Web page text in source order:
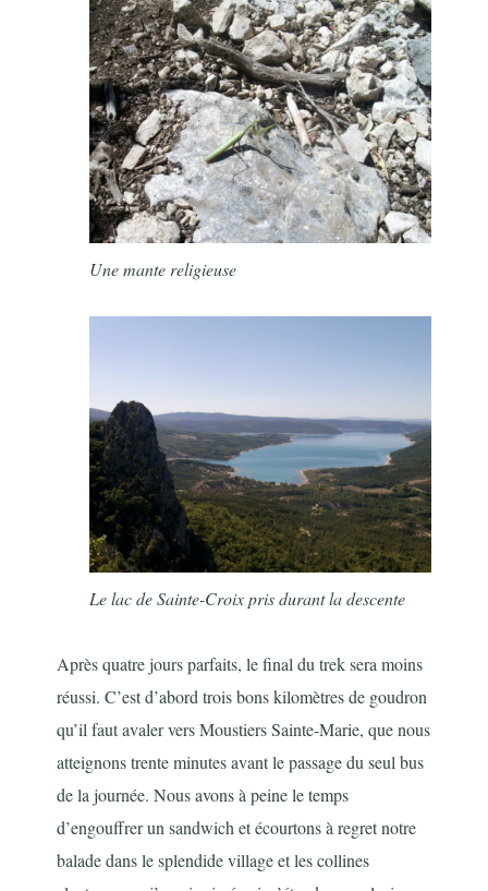
Une mante religieuse
Le lac de Sainte-Croix pris durant la descente
Après quatre jours parfaits, le final du trek sera moins
réussi. C’est d’abord trois bons kilomètres de goudron
qu’il faut avaler vers Moustiers Sainte-Marie, que nous
atteignons trente minutes avant le passage du seul bus
de la journée. Nous avons à peine le temps
d’engouffrer un sandwich et écourtons à regret notre
balade dans le splendide village et les collines